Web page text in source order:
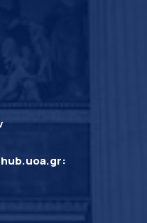
hub.uoa.gr: